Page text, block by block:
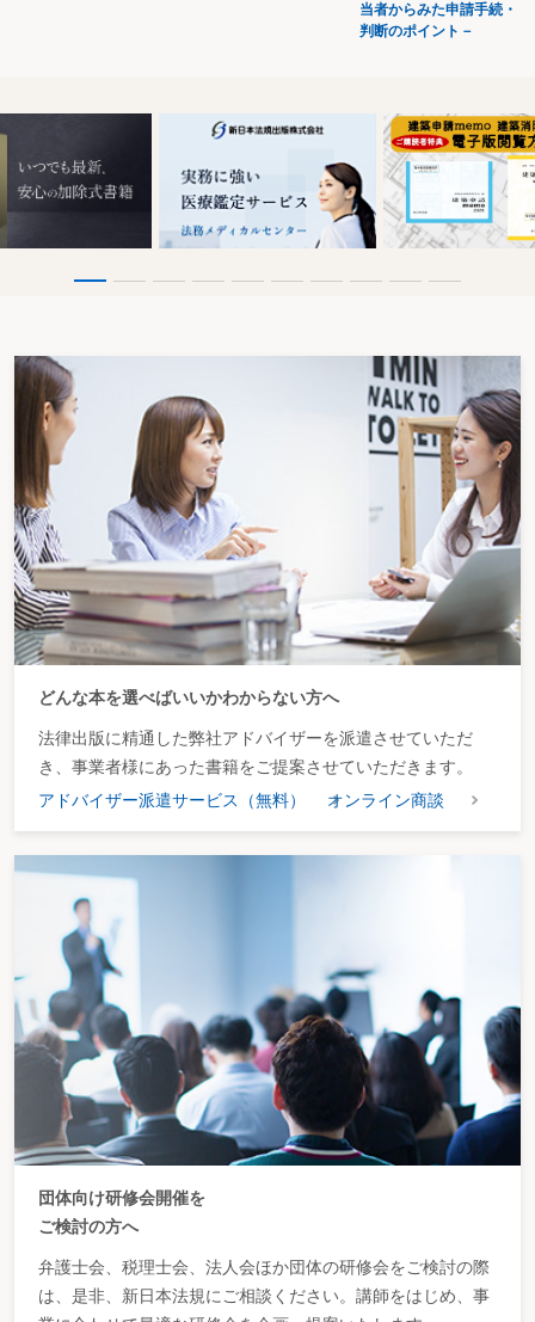
Ⓨなぜ、面会交流が必要なのですか。面会交流をしなくても立派に育てること
Ⓨ面会交流によって子の利益がどのように実現できるのか
Ⓨ離婚して親権者でもなくなったのだから、もはや一切関わらないで欲しい
(2) 合意のない面会交流
▶非監護親は、監護親の承諾がなくても、学校等において子に面会することが
できるか
【ケース～解決への調整～】
Ⓧ面会交流は親の権利である
Ⓧ会わせてくれないのであれば、子の通う学校に行って会う
▶調停の手続中に住所を秘匿している監護親の住所を探索して、知人、親族に
執拗に聞きまわっている場合、連れ去りのおそれはないか
▶非監護親が、子の引渡請求をしている場合、子の連れ去りのおそれが大きい
といえるか
ア 阻害要因としての連れ去りのおそれ
イ 連れ去りのおそれが認められる場合
ウ 面会交流を可能とする条件
【ケース～解決への調整～】
Ⓨ非監護親には、以前、子を連れ去ったことがあるから、面会交流は認めない
Ⓨ非監護親が子の塾の周りをうろついていたのは、子を連れ去るための準備に
違いない
Ⓨ非監護親は監護者指定を求めて争っており、面会交流をすれば、非監護親は
そのまま子を返さないのではないか
Ⓨ非監護親は、監護親には監護者としての適格がないとして、子を取り返すな
(2) 面会交流適性
▶統合失調症による入院中だが、面会交流できるか
▶統合失調症で入院したが、退院したので、子と面会したいとの申出は認めら
れるか
【ケース～解決への調整～】
Ⓨ非監護親は鬱症状で入院しており、退院したけれども、子を連れて自殺する
おそれがあるので、面会交流は認められない
(3) 暴力的傾向
ア 子に対する暴力・虐待
▶非監護親が子に暴力を加えたことがある場合、面会交流は可能か
▶非監護親が、監護親に対して、暴力を加えてきた場合、面会交流は可能か
▶非監護親は、子や監護親を、激しい言葉で罵ってきたが、このような場合に
面会交流は可能か
▶非監護親にモラルハラスメントがある場合、面会交流は認められるか
イ 現に暴力等を加えるおそれが否定できない場合
ウ 過去の暴力
エ 監護親に対する暴力
オ 他者に対する暴力
カ モラルハラスメント
キ いわゆるネグレクト
ケ 面会交流を可能とする条件
▶過去に暴力があった場合でも面会交流が可能なのはどのような場合か
当者からみた申請手続・
判断のポイント－
どんな本を選べばいいかわからない方へ
法律出版に精通した弊社アドバイザーを派遣させていただ
き、事業者様にあった書籍をご提案させていただきます。
アドバイザー派遣サービス（無料）
オンライン商談
団体向け研修会開催を
ご検討の方へ
弁護士会、税理士会、法人会ほか団体の研修会をご検討の際
は、是非、新日本法規にご相談ください。講師をはじめ、事